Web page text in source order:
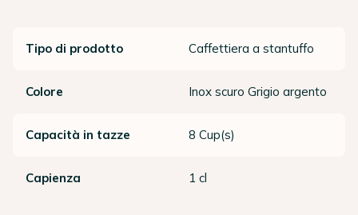
Tipo di prodotto Caffettiera a stantuffo
Colore Inox scuro Grigio argento
Capacità in tazze 8 Cup(s)
Capienza 1 cl